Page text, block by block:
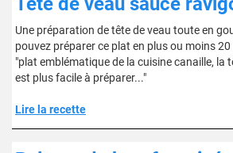
Une préparation de tête de veau toute en
pouvez préparer ce plat en plus ou moins
"plat emblématique de la cuisine canaille, la
est plus facile à préparer..."
Lire la recette